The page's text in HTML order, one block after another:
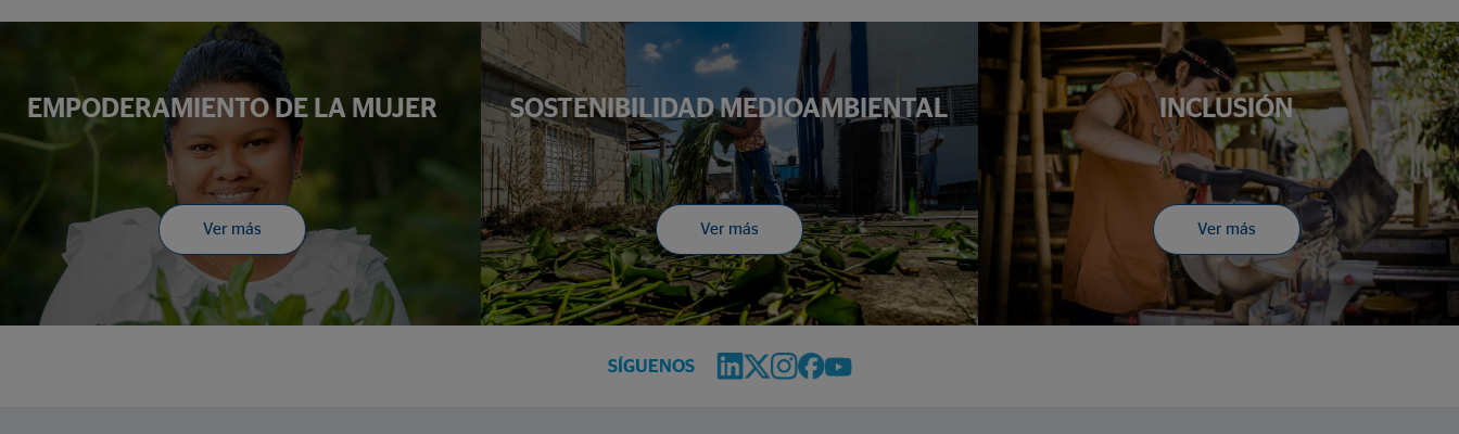
EMPODERAMIENTO DE LA MUJER
Ver más
SOSTENIBILIDAD MEDIOAMBIENTAL
Ver más
INCLUSIÓN
Ver más
SÍGUENOS